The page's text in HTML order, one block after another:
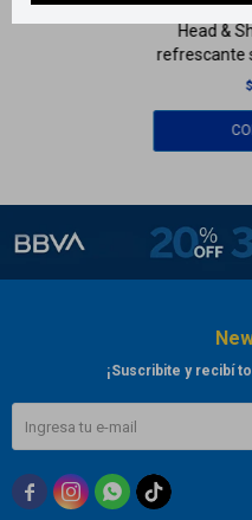
Head &
refrescante
$
¡Suscribite y recibí
  